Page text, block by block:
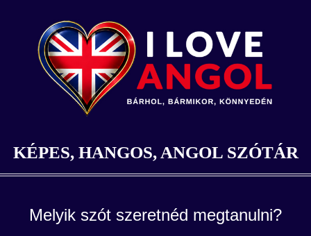
KÉPES, HANGOS, ANGOL SZÓTÁR
Melyik szót szeretnéd megtanulni?